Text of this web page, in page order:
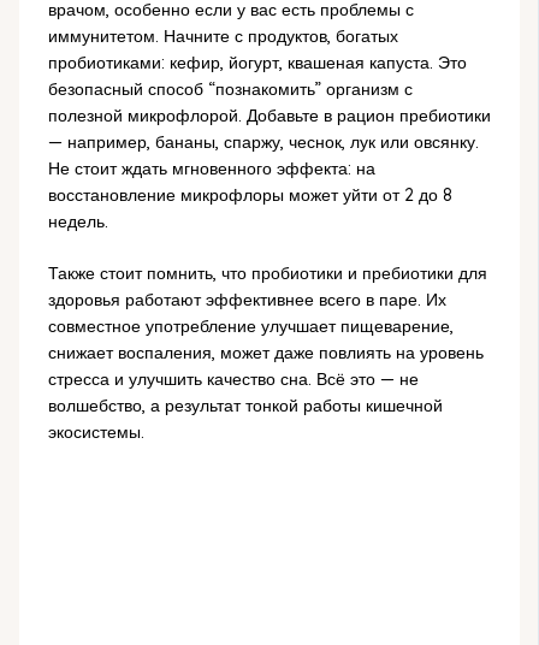
врачом, особенно если у вас есть проблемы с
иммунитетом. Начните с продуктов, богатых
пробиотиками: кефир, йогурт, квашеная капуста. Это
безопасный способ “познакомить” организм с
полезной микрофлорой. Добавьте в рацион пребиотики
— например, бананы, спаржу, чеснок, лук или овсянку.
Не стоит ждать мгновенного эффекта: на
восстановление микрофлоры может уйти от 2 до 8
недель.
Также стоит помнить, что пробиотики и пребиотики для
здоровья работают эффективнее всего в паре. Их
совместное употребление улучшает пищеварение,
снижает воспаления, может даже повлиять на уровень
стресса и улучшить качество сна. Всё это — не
волшебство, а результат тонкой работы кишечной
экосистемы.